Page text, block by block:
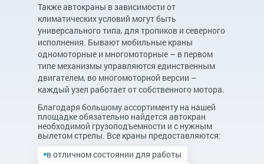
Также автокраны в зависимости от
климатических условий могут быть
универсального типа, для тропиков и северного
исполнения. Бывают мобильные краны
одномоторные и многомоторные – в первом
типе механизмы управляются единственным
двигателем, во многомоторной версии –
каждый узел работает от собственного мотора.
Благодаря большому ассортименту на нашей
площадке обязательно найдется автокран
необходимой грузоподъемности и с нужным
вылетом стрелы. Все краны предоставляются:
в отличном состоянии для работы